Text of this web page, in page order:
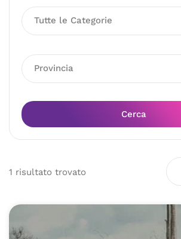
Tutte le Categorie
Provincia
Cerca
1 risultato trovato